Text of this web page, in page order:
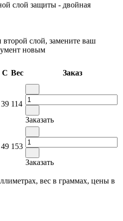
слой защиты - двойная
второй слой, замените ваш
новым
C Вес Заказ
39 114
Заказать
49 153
Заказать
вес в граммах, цены в